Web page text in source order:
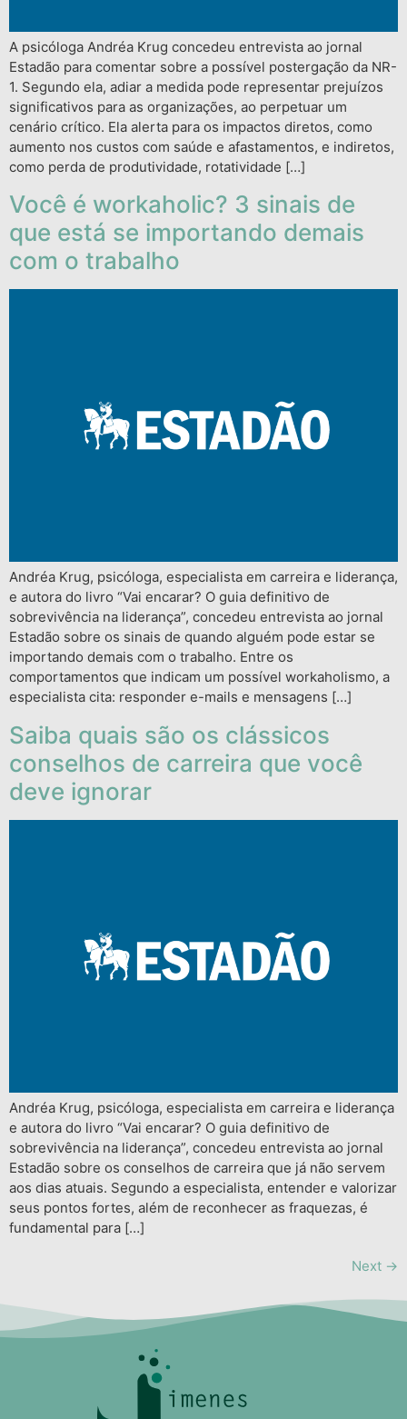
A psicóloga Andréa Krug concedeu entrevista ao jornal
Estadão para comentar sobre a possível postergação da NR-
1. Segundo ela, adiar a medida pode representar prejuízos
significativos para as organizações, ao perpetuar um
cenário crítico. Ela alerta para os impactos diretos, como
aumento nos custos com saúde e afastamentos, e indiretos,
como perda de produtividade, rotatividade […]
Você é workaholic? 3 sinais de
que está se importando demais
com o trabalho
Andréa Krug, psicóloga, especialista em carreira e liderança,
e autora do livro “Vai encarar? O guia definitivo de
sobrevivência na liderança”, concedeu entrevista ao jornal
Estadão sobre os sinais de quando alguém pode estar se
importando demais com o trabalho. Entre os
comportamentos que indicam um possível workaholismo, a
especialista cita: responder e-mails e mensagens […]
Saiba quais são os clássicos
conselhos de carreira que você
deve ignorar
Andréa Krug, psicóloga, especialista em carreira e liderança
e autora do livro “Vai encarar? O guia definitivo de
sobrevivência na liderança”, concedeu entrevista ao jornal
Estadão sobre os conselhos de carreira que já não servem
aos dias atuais. Segundo a especialista, entender e valorizar
seus pontos fortes, além de reconhecer as fraquezas, é
fundamental para […]
Next →